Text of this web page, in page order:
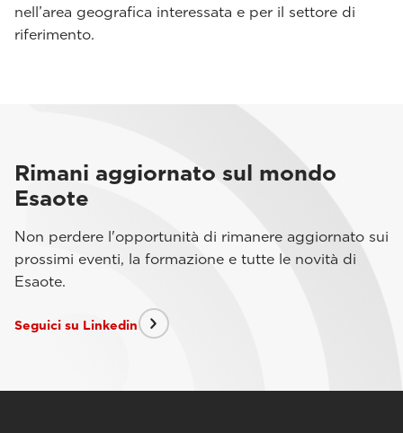
nell’area geografica interessata e per il settore di
riferimento.
Rimani aggiornato sul mondo
Esaote
Non perdere l'opportunità di rimanere aggiornato sui
prossimi eventi, la formazione e tutte le novità di
Esaote.
Seguici su Linkedin